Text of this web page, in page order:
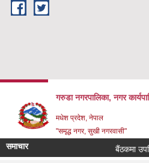
Skip to main content
गरुडा नगरपालिका, नगर
मधेश प्रदेश, नेपाल
"समृद्ध नगर, सुखी नगरवासी"
समाचार बैंठकमा